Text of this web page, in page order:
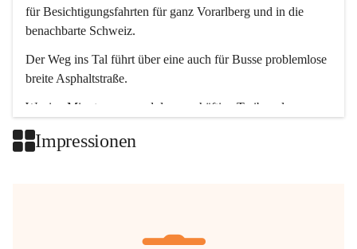
für Besichtigungsfahrten für ganz Vorarlberg und in die
benachbarte Schweiz.
Der Weg ins Tal führt über eine auch für Busse problemlose
breite Asphaltstraße.
Wenige Minuten nur, und das geschäftige Treiben der
Impressionen